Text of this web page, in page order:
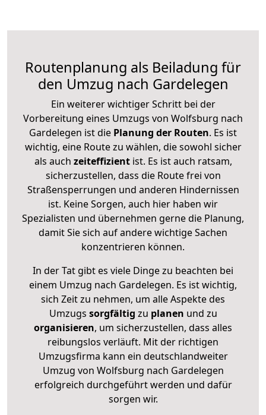
Routenplanung als Beiladung für
den Umzug nach Gardelegen
Ein weiterer wichtiger Schritt bei der
Vorbereitung eines Umzugs von Wolfsburg nach
Gardelegen ist die Planung der Routen. Es ist
wichtig, eine Route zu wählen, die sowohl sicher
als auch zeiteffizientist. Es ist auch ratsam,
sicherzustellen, dass die Route frei von
Straßensperrungen und anderen Hindernissen
ist. Keine Sorgen, auch hier haben wir
Spezialisten und übernehmen gerne die Planung,
damit Sie sich auf andere wichtige Sachen
konzentrieren können.
In der Tat gibt es viele Dinge zu beachten bei
einem Umzug nach Gardelegen. Es ist wichtig,
sich Zeit zu nehmen, um alle Aspekte des
Umzugs sorgfältig zu planen und zu
organisieren, um sicherzustellen, dass alles
reibungslos verläuft. Mit der richtigen
Umzugsfirma kann ein deutschlandweiter
Umzug von Wolfsburg nach Gardelegen
erfolgreich durchgeführt werden und dafür
sorgen wir.